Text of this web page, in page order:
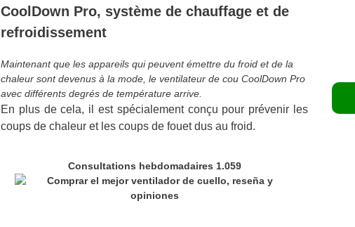
CoolDown Pro, système de chauffage et de
refroidissement
Maintenant que les appareils qui peuvent émettre du froid et de la
chaleur sont devenus à la mode, le ventilateur de cou CoolDown Pro
avec différents degrés de température arrive.
En plus de cela, il est spécialement conçu pour prévenir les
coups de chaleur et les coups de fouet dus au froid.
Consultations hebdomadaires 1.059